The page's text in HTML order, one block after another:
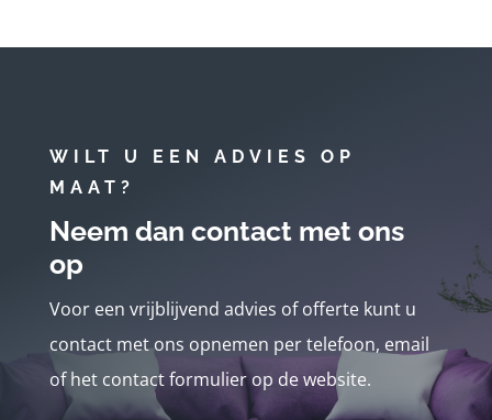
WILT U EEN ADVIES OP
MAAT?
Neem dan contact met ons
op
Voor een vrijblijvend advies of offerte kunt u
contact met ons opnemen per telefoon, email
of het contact formulier op de website.